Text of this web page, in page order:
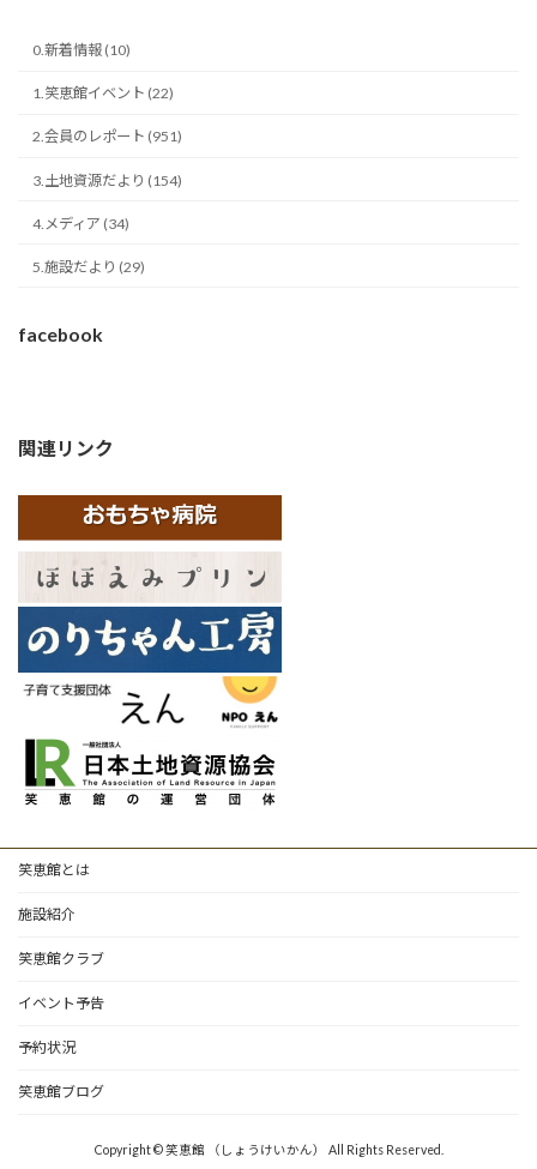
0.新着情報 (10)
1.笑恵館イベント (22)
2.会員のレポート (951)
3.土地資源だより (154)
4.メディア (34)
5.施設だより (29)
facebook
関連リンク
笑恵館とは
施設紹介
笑恵館クラブ
イベント予告
予約状況
笑恵館ブログ
Copyright © 笑恵館 （しょうけいかん） All Rights Reserved.